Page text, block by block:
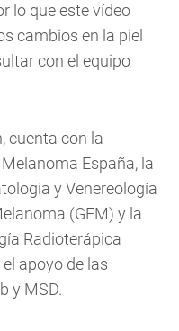
lo que este vídeo
cambios en la piel
con el equipo
cuenta con la
España, la
y Venereología
(GEM) y la
Radioterápica
apoyo de las
y MSD.